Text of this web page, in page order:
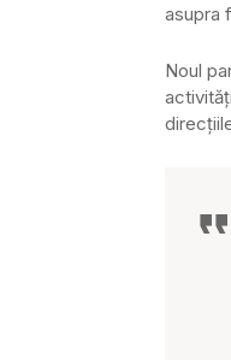
asupra
Noul